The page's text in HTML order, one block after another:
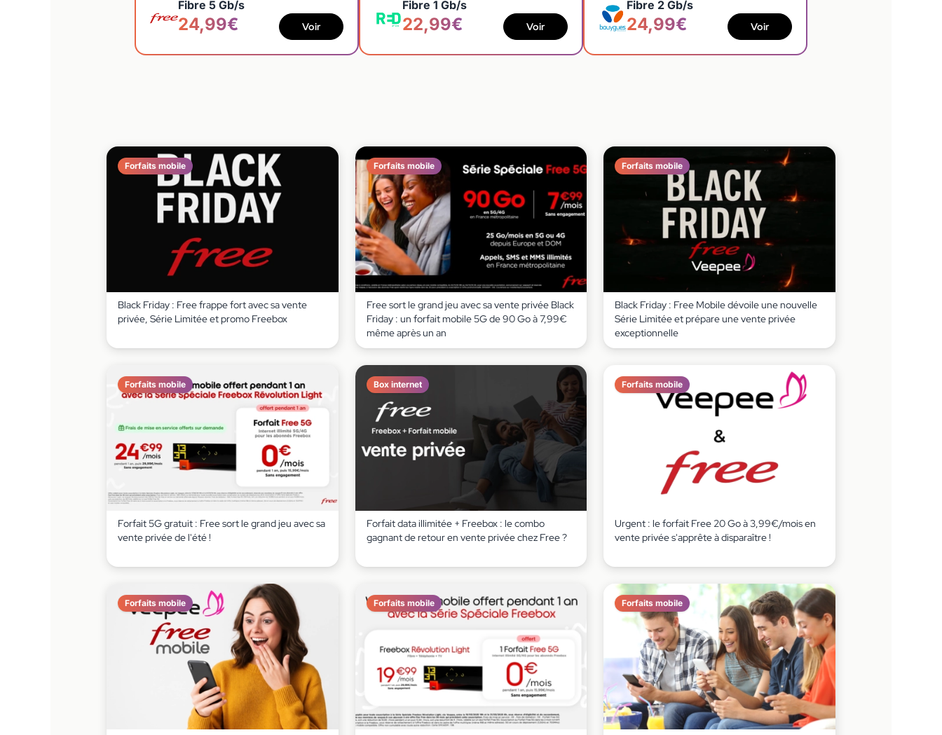
Fibre 5 Gb/s
24,99€ Voir
Fibre 1 Gb/s
22,99€ Voir
Fibre 2 Gb/s
24,99€ Voir
Forfaits mobile
Black Friday : Free frappe fort avec sa vente
privée, Série Limitée et promo Freebox
Forfaits mobile
Free sort le grand jeu avec sa vente privée Black
Friday : un forfait mobile 5G de 90 Go à 7,99€
même après un an
Forfaits mobile
Black Friday : Free Mobile dévoile une nouvelle
Série Limitée et prépare une vente privée
exceptionnelle
Forfaits mobile
Forfait 5G gratuit : Free sort le grand jeu avec sa
vente privée de l'été !
Box internet
Forfait data illimitée + Freebox : le combo
gagnant de retour en vente privée chez Free ?
Forfaits mobile
Urgent : le forfait Free 20 Go à 3,99€/mois en
vente privée s'apprête à disparaître !
Forfaits mobile Forfaits mobile Forfaits mobile